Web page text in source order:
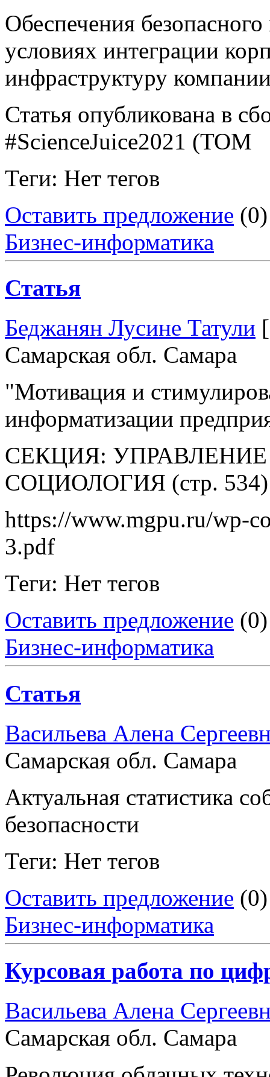
Обеспечения
условиях интеграции
инфраструктуру
Статья опубликована в
#ScienceJuice2021 (ТОМ
Теги: Нет тегов
Оставить предложение (0)
Бизнес-информатика
Статья
Беджанян Лусине Татули
Самарская обл. Самара
"Мотивация и
информатизации
СЕКЦИЯ:
СОЦИОЛОГИЯ (стр. 534)
https://www.mgpu.ru/wp-
3.pdf
Теги: Нет тегов
Оставить предложение (0)
Бизнес-информатика
Статья
Васильева Алена
Самарская обл. Самара
Актуальная статистика
безопасности
Теги: Нет тегов
Оставить предложение (0)
Бизнес-информатика
Курсовая работа по
Васильева Алена
Самарская обл. Самара